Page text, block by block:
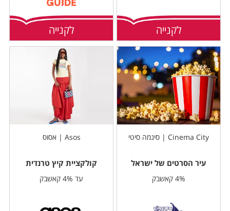
לקנייה לקנייה
Cinema City | סינמה סיטי
עיר הסרטים של ישראל
4% קאשבק
Asos | אסוס
קולקציית קיץ טרנדית
עד 4% קאשבק